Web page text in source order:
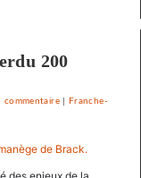
200
commentaireon
| Franche-